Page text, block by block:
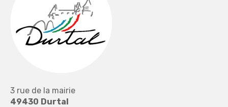
3 rue de la mairie
49430 Durtal